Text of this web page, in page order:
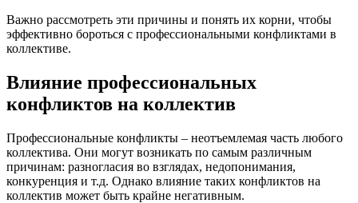
Важно рассмотреть эти причины и понять их корни, чтобы
эффективно бороться с профессиональными конфликтами в
коллективе.
Влияние профессиональных
конфликтов на коллектив
Профессиональные конфликты – неотъемлемая часть любого
коллектива. Они могут возникать по самым различным
причинам: разногласия во взглядах, недопонимания,
конкуренция и т.д. Однако влияние таких конфликтов на
коллектив может быть крайне негативным.